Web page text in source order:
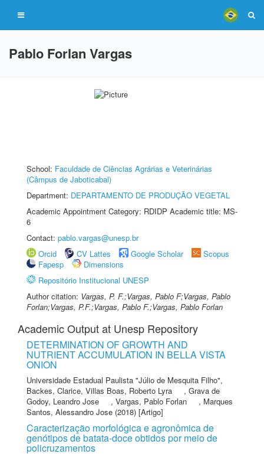
Pablo Forlan Vargas
School: Faculdade de Ciências Agrárias e Veterinárias
(Câmpus de Jaboticabal)
Department: DEPARTAMENTO DE PRODUÇÃO VEGETAL
Academic Appointment Category: RDIDP Academic title: MS-
6
Contact: pablo.vargas@unesp.br
Orcid
CV Lattes Google Scholar
Scopus
Fapesp
Dimensions
Repositório Institucional UNESP
Author citation: Vargas, P. F.;Vargas, Pablo F;Vargas, Pablo
Forlan;Vargas, P.F.;Vargas, Pablo F.;Vargas, Pablo Forlan
Academic Output at Unesp Repository
DETERMINATION OF GROWTH AND
NUTRIENT ACCUMULATION IN BELLA VISTA
ONION
Universidade Estadual Paulista "Júlio de Mesquita Filho",
Backes, Clarice, Villas Boas, Roberto Lyra , Grava de
Godoy, Leandro Jose
, Vargas, Pablo Forlan , Marques
Santos, Alessandro Jose (2018) [Artigo]
Caracterização morfológica e agronômica de
genótipos de batata-doce obtidos por meio de
policruzamentos